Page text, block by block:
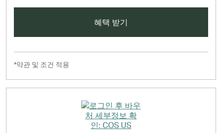
혜택 받기
*약관 및 조건 적용